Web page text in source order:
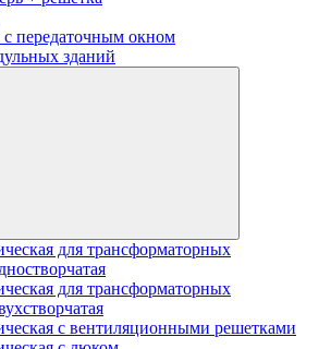
передаточным окном
зданий
для трансформаторных
для трансформаторных
с вентиляционными решетками